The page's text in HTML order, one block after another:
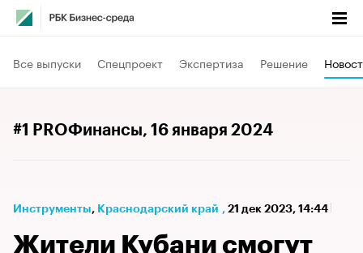
Все выпуски Спецпроект Экспертиза Решение
#1 PROФинансы, 16 января 2024
Инструменты⁠, Краснодарский край , 21 дек 2023, 14:44
Жители Кубани смогут